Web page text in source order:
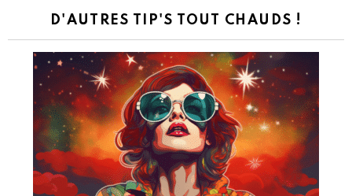
D'AUTRES TIP'S TOUT CHAUDS !